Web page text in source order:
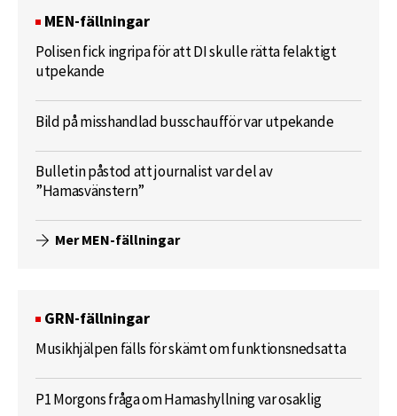
MEN-fällningar
Polisen fick ingripa för att DI skulle rätta felaktigt
utpekande
Bild på misshandlad busschaufför var utpekande
Bulletin påstod att journalist var del av
”Hamasvänstern”
Mer MEN-fällningar
GRN-fällningar
Musikhjälpen fälls för skämt om funktionsnedsatta
P1 Morgons fråga om Hamashyllning var osaklig